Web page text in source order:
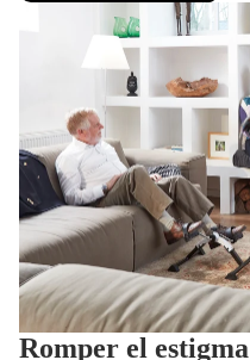
Romper el estigma